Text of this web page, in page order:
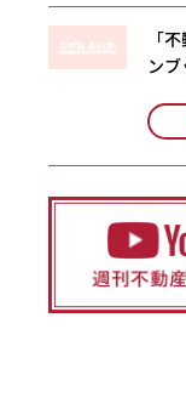
「
ンブ